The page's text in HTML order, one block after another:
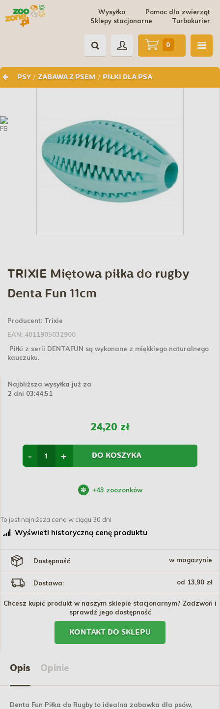
Pomoc dla zwierząt
Wysyłka
Turbokurier
Sklepy stacjonarne
PSY / ZABAWA Z PSEM / PIŁKI DLA PSA
0
TRIXIE Miętowa piłka do rugby
Denta Fun 11cm
Producent: Trixie
EAN: 4011905032900
Piłki z serii DENTAFUN są wykonane z miękkiego naturalnego
kauczuku.
Najbliższa wysyłka już za
2 dni 03:44:51
24,20 zł
+
- DO KOSZYKA
+43 zoozonków
To jest najniższa cena w ciągu 30 dni
Wyświetl historyczną cenę produktu
Dostępność w magazynie
Dostawa: od 13,90 zł
Chcesz kupić produkt w naszym sklepie stacjonarnym? Zadzwoń i
sprawdź jego dostępność
KONTAKT DO SKLEPU
Opis Opinie
Denta Fun Piłka do Rugbyto idealna zabawka dla psów,